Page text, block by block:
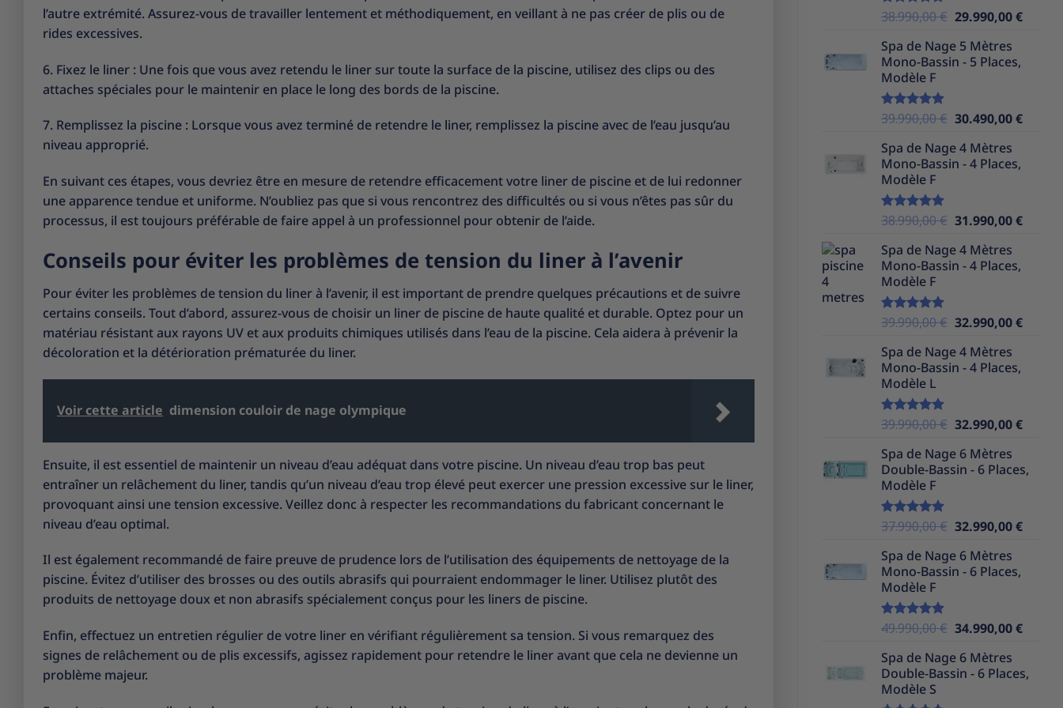
l’autre extrémité. Assurez-vous de travailler lentement et méthodiquement, en veillant à ne pas créer de plis ou de
rides excessives.
6. Fixez le liner : Une fois que vous avez retendu le liner sur toute la surface de la piscine, utilisez des clips ou des
attaches spéciales pour le maintenir en place le long des bords de la piscine.
7. Remplissez la piscine : Lorsque vous avez terminé de retendre le liner, remplissez la piscine avec de l’eau jusqu’au
niveau approprié.
En suivant ces étapes, vous devriez être en mesure de retendre efficacement votre liner de piscine et de lui redonner
une apparence tendue et uniforme. N’oubliez pas que si vous rencontrez des difficultés ou si vous n’êtes pas sûr du
processus, il est toujours préférable de faire appel à un professionnel pour obtenir de l’aide.
Conseils pour éviter les problèmes de tension du liner à l’avenir
Pour éviter les problèmes de tension du liner à l’avenir, il est important de prendre quelques précautions et de suivre
certains conseils. Tout d’abord, assurez-vous de choisir un liner de piscine de haute qualité et durable. Optez pour un
matériau résistant aux rayons UV et aux produits chimiques utilisés dans l’eau de la piscine. Cela aidera à prévenir la
décoloration et la détérioration prématurée du liner.
Voir cette article dimension couloir de nage olympique
Ensuite, il est essentiel de maintenir un niveau d’eau adéquat dans votre piscine. Un niveau d’eau trop bas peut
entraîner un relâchement du liner, tandis qu’un niveau d’eau trop élevé peut exercer une pression excessive sur le liner,
provoquant ainsi une tension excessive. Veillez donc à respecter les recommandations du fabricant concernant le
niveau d’eau optimal.
Il est également recommandé de faire preuve de prudence lors de l’utilisation des équipements de nettoyage de la
piscine. Évitez d’utiliser des brosses ou des outils abrasifs qui pourraient endommager le liner. Utilisez plutôt des
produits de nettoyage doux et non abrasifs spécialement conçus pour les liners de piscine.
Enfin, effectuez un entretien régulier de votre liner en vérifiant régulièrement sa tension. Si vous remarquez des
signes de relâchement ou de plis excessifs, agissez rapidement pour retendre le liner avant que cela ne devienne un
problème majeur.
Note5.00
38.990,00€ Le
initial
était :
29.990,00€Le
Spa de Nage 5 Mètres
Mono-Bassin - 5 Places,
Modèle F
Note5.00
39.990,00€ Le
initial
était :
30.490,00€Le
Spa de Nage 4 Mètres
Mono-Bassin - 4 Places,
Modèle F
Note5.00
38.990,00€ Le
initial
était :
31.990,00€Le
Spa de Nage 4 Mètres
Mono-Bassin - 4 Places,
Modèle F
Note5.00
39.990,00€ Le
initial
était :
32.990,00€Le
Spa de Nage 4 Mètres
Mono-Bassin - 4 Places,
Modèle L
Note5.00
39.990,00€ Le
initial
était :
32.990,00€Le
est :
Spa de Nage 6 Mètres
Double-Bassin - 6 Places,
Modèle F
Note5.00
37.990,00€ Le
initial
était :
32.990,00€Le
Spa de Nage 6 Mètres
Mono-Bassin - 6 Places,
Modèle F
Note5.00
49.990,00€ Le
initial
était :
34.990,00€Le
est :
Spa de Nage 6 Mètres
Double-Bassin - 6 Places,
Modèle S